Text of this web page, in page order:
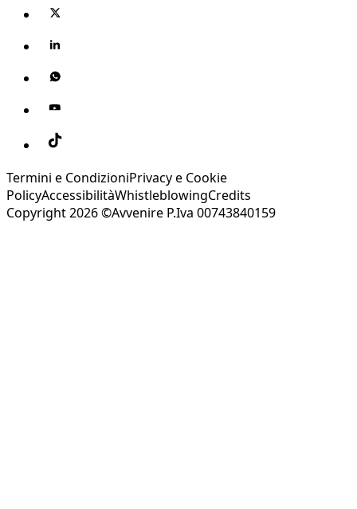
Termini e CondizioniPrivacy e Cookie
PolicyAccessibilitàWhistleblowingCredits
Copyright 2026 ©Avvenire P.Iva 00743840159